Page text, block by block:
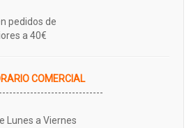
pedidos de
a 40€
COMERCIAL
Lunes a Viernes